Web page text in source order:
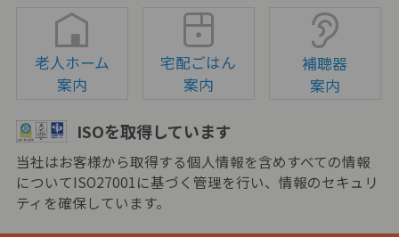
老人ホーム
案内
宅配ごはん
案内
補聴器
案内
ISOを取得しています
当社はお客様から取得する個人情報を含めすべての情報
についてISO27001に基づく管理を行い、情報のセキュリ
ティを確保しています。